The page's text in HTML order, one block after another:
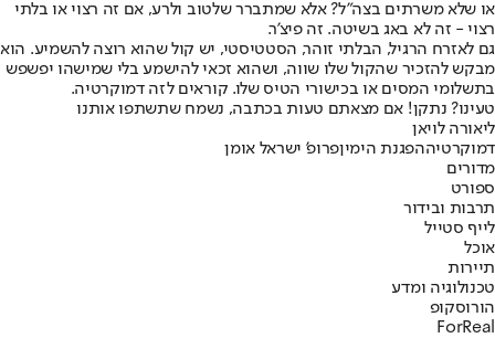
או שלא משרתים בצה"ל? אלא שמתברר שלטוב ולרע, אם זה רצוי או בלתי
רצוי - זה לא באג בשיטה. זה פיצ'ר.
גם לאזרח הרגיל, הבלתי זוהר, הסטטיסטי, יש קול שהוא רוצה להשמיע. הוא
מבקש להזכיר שהקול שלו שווה, ושהוא זכאי להישמע בלי שמישהו יפשפש
בתשלומי המסים או בכישורי הטיס שלו. קוראים לזה דמוקרטיה.
טעינו? נתקן! אם מצאתם טעות בכתבה, נשמח שתשתפו אותנו
ליאורה לויאן
דמוקרטיההפגנת הימיןפרופ' ישראל אומן
מדורים
ספורט
תרבות ובידור
לייף סטייל
אוכל
תיירות
טכנולוגיה ומדע
הורוסקופ
ForReal